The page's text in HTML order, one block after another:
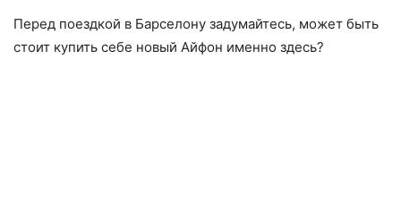
Перед поездкой в Барселону задумайтесь, может быть
стоит купить себе новый Айфон именно здесь?